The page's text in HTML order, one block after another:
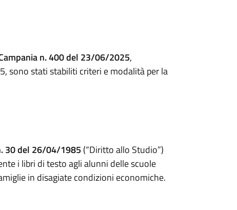
n. 400 del 23/06/2025,
sono stati stabiliti criteri e modalità per la
30 del 26/04/1985 (“Diritto allo Studio”)
i libri di testo agli alunni delle scuole
in disagiate condizioni economiche.